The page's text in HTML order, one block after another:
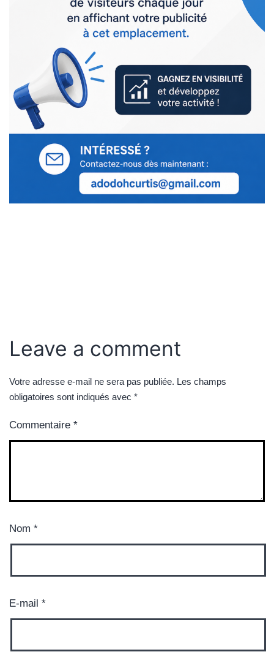
Leave a comment
Votre adresse e-mail ne sera pas publiée. Les champs
obligatoires sont indiqués avec *
Commentaire *
Nom *
E-mail *